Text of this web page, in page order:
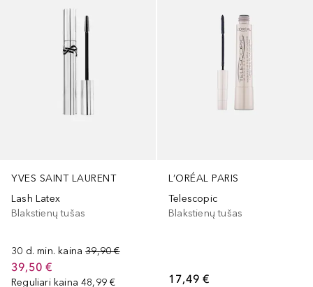
YVES SAINT LAURENT
Lash Latex
Blakstienų tušas
30 d. min. kaina 39,90 €
39,50 €
Reguliari kaina 48,99 €
L’ORÉAL PARIS
Telescopic
Blakstienų tušas
17,49 €